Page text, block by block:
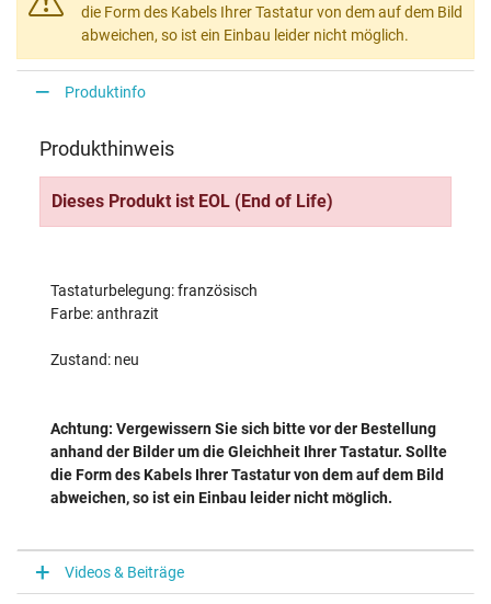
die Form des Kabels Ihrer Tastatur von dem auf dem Bild
abweichen, so ist ein Einbau leider nicht möglich.
Produktinfo
Produkthinweis
Dieses Produkt ist EOL (End of Life)
Tastaturbelegung: französisch
Farbe: anthrazit
Zustand: neu
Achtung: Vergewissern Sie sich bitte vor der Bestellung
anhand der Bilder um die Gleichheit Ihrer Tastatur. Sollte
die Form des Kabels Ihrer Tastatur von dem auf dem Bild
abweichen, so ist ein Einbau leider nicht möglich.
Videos & Beiträge